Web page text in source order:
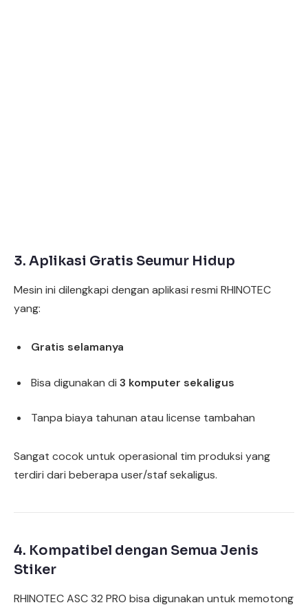
3. Aplikasi Gratis Seumur Hidup
Mesin ini dilengkapi dengan aplikasi resmi RHINOTEC
yang:
Gratis selamanya
Bisa digunakan di 3 komputer sekaligus
Tanpa biaya tahunan atau license tambahan
Sangat cocok untuk operasional tim produksi yang
terdiri dari beberapa user/staf sekaligus.
4. Kompatibel dengan Semua Jenis
Stiker
RHINOTEC ASC 32 PRO bisa digunakan untuk memotong